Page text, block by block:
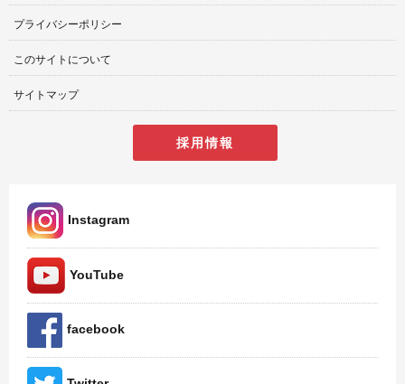
プライバシーポリシー
このサイトについて
サイトマップ
採用情報
Instagram
YouTube
facebook